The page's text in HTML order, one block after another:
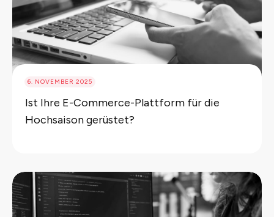
6. NOVEMBER 2025
Ist Ihre E-Commerce-Plattform für die
Hochsaison gerüstet?